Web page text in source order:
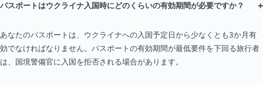
パスポートはウクライナ入国時にどのくらいの有効期間が必要ですか？ +
あなたのパスポートは、ウクライナへの入国予定日から少なくとも3か月有
効でなければなりません。パスポートの有効期間が最低要件を下回る旅行者
は、国境警備官に入国を拒否される場合があります。